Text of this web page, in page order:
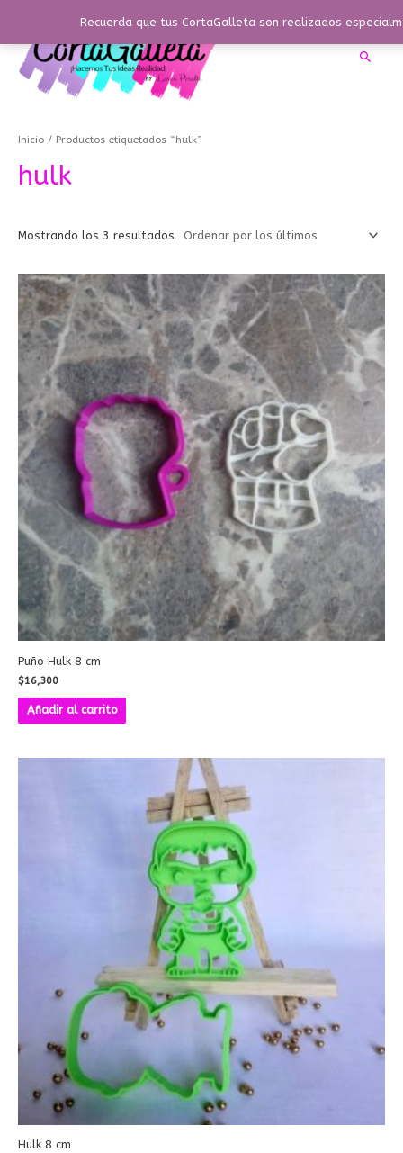
Recuerda que tus CortaGalleta son realizados
contenido
Inicio / Productos etiquetados “hulk”
hulk
Mostrando los 3 resultados
los
Puño Hulk 8 cm
$16,300
Añadir al carrito
Hulk 8 cm